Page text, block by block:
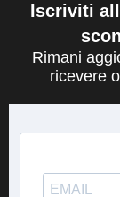
Iscriviti
Rimani
ricevere